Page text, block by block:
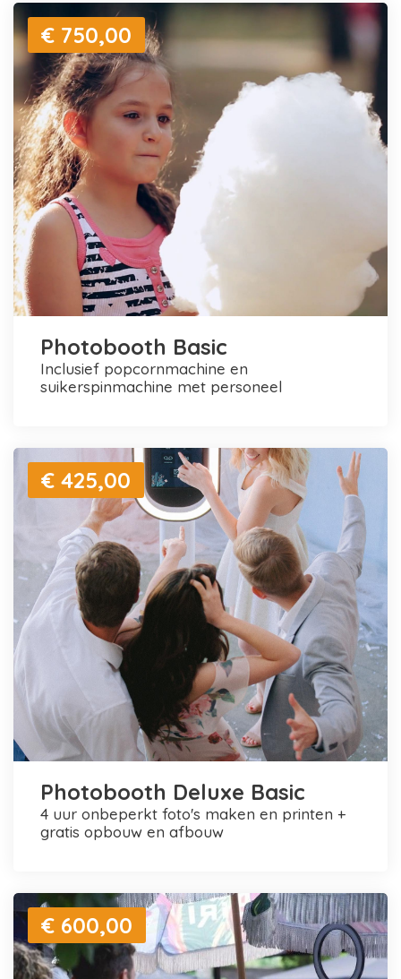
€ 750,00
Photobooth Basic
inclusief popcornmachine en
suikerspinmachine met personeel
€ 425,00
Photobooth Deluxe Basic
4 uur onbeperkt foto's maken en printen +
gratis opbouw en afbouw
€ 600,00